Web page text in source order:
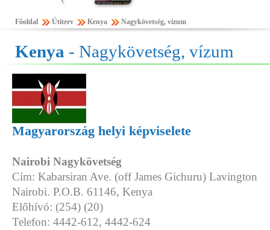
Főoldal Útiterv Kenya Nagykövetség, vízum
Kenya - Nagykövetség, vízum
Magyarország helyi képviselete
Nairobi Nagykövetség
Cím: Kabarsiran Ave. (off James Gichuru) Lavington
Nairobi. P.O.B. 61146, Kenya
Előhívó: (254) (20)
Telefon: 4442-612, 4442-624